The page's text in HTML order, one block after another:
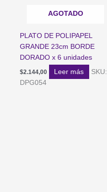
AGOTADO
PLATO DE POLIPAPEL
GRANDE 23cm BORDE
DORADO x 6 unidades
$2.144,00 Leer más
SKU:
DPG054